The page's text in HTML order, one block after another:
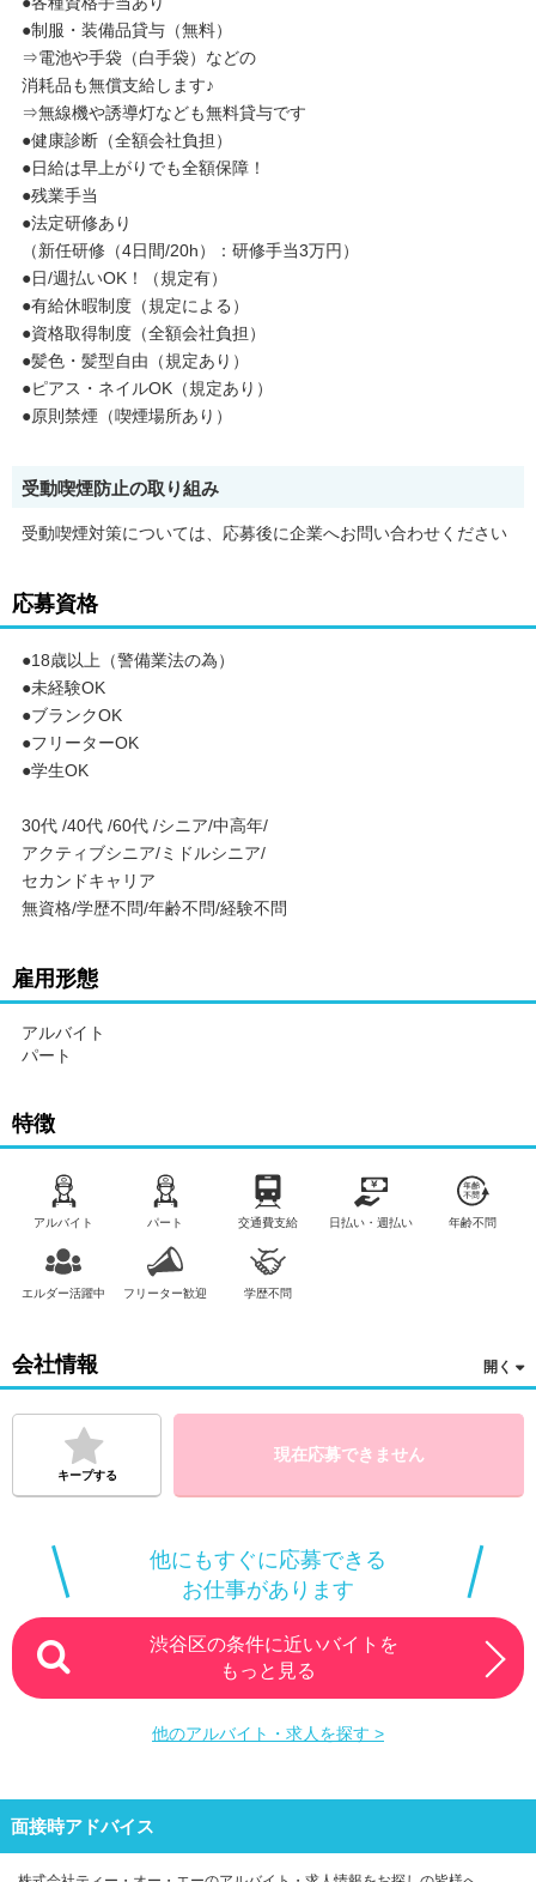
丁寧な研修とチームでの現場体制があるため
ブランクのある方でも安心して
スタートしています。
家事・育児などと両立しながら
無理なく続けているスタッフが
たくさんいます！
【アピールポイント】
●日勤9～18時の安定スケジュール
●週1日からOK！平日のみ・土日祝のみもOK
●自由シフトで予定に合わせて働ける環境
●未経験OK！3日間の研修で基礎から安心スタート
●日払い・週払いOKで急な出費も安心
●防寒着支給＆休憩もしっかり確保
●幅広い年代が活躍中の働きやすい職場
【面接場所】
株式会社ティー・オー・エー 池袋営業所
東京都豊島区南池袋3丁目18番31号
アクセス池袋駅から徒歩6分
★面接は夜20時まで実施！
●制服・装備品貸与（無料）
⇒電池や手袋（白手袋）などの
消耗品も無償支給します♪
⇒無線機や誘導灯なども無料貸与です
●健康診断（全額会社負担）
●日給は早上がりでも全額保障！
●残業手当
●法定研修あり
（新任研修（4日間/20h）：研修手当3万円）
●日/週払いOK！（規定有）
●有給休暇制度（規定による）
●資格取得制度（全額会社負担）
●髪色・髪型自由（規定あり）
●ピアス・ネイルOK（規定あり）
●原則禁煙（喫煙場所あり）
受動喫煙防止の取り組み
受動喫煙対策については、応募後に企業へお問い合わせください
応募資格
●18歳以上（警備業法の為）
●未経験OK
●ブランクOK
●フリーターOK
●学生OK
30代 /40代 /60代 /シニア/中高年/
アクティブシニア/ミドルシニア/
セカンドキャリア
無資格/学歴不問/年齢不問/経験不問
雇用形態
アルバイト
パート
特徴
アルバイト パート 交通費支給 日払い・週払い 年齢不問
エルダー活躍中 フリーター歓迎 学歴不問
会社情報
キープする
現在応募できません
他にもすぐに応募できる
お仕事があります
渋谷区の条件に近いバイトを
もっと見る
他のアルバイト・求人を探す >
面接時アドバイス